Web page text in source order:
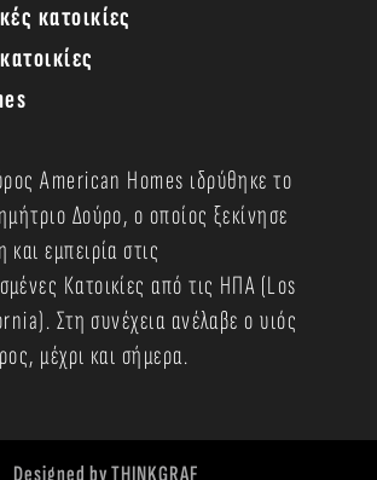
κατοικίες
American Homes ιδρύθηκε το
Δούρο, ο οποίος ξεκίνησε
εμπειρία στις
Κατοικίες από τις ΗΠΑ (Los
Στη συνέχεια ανέλαβε ο υιός
μέχρι και σήμερα.